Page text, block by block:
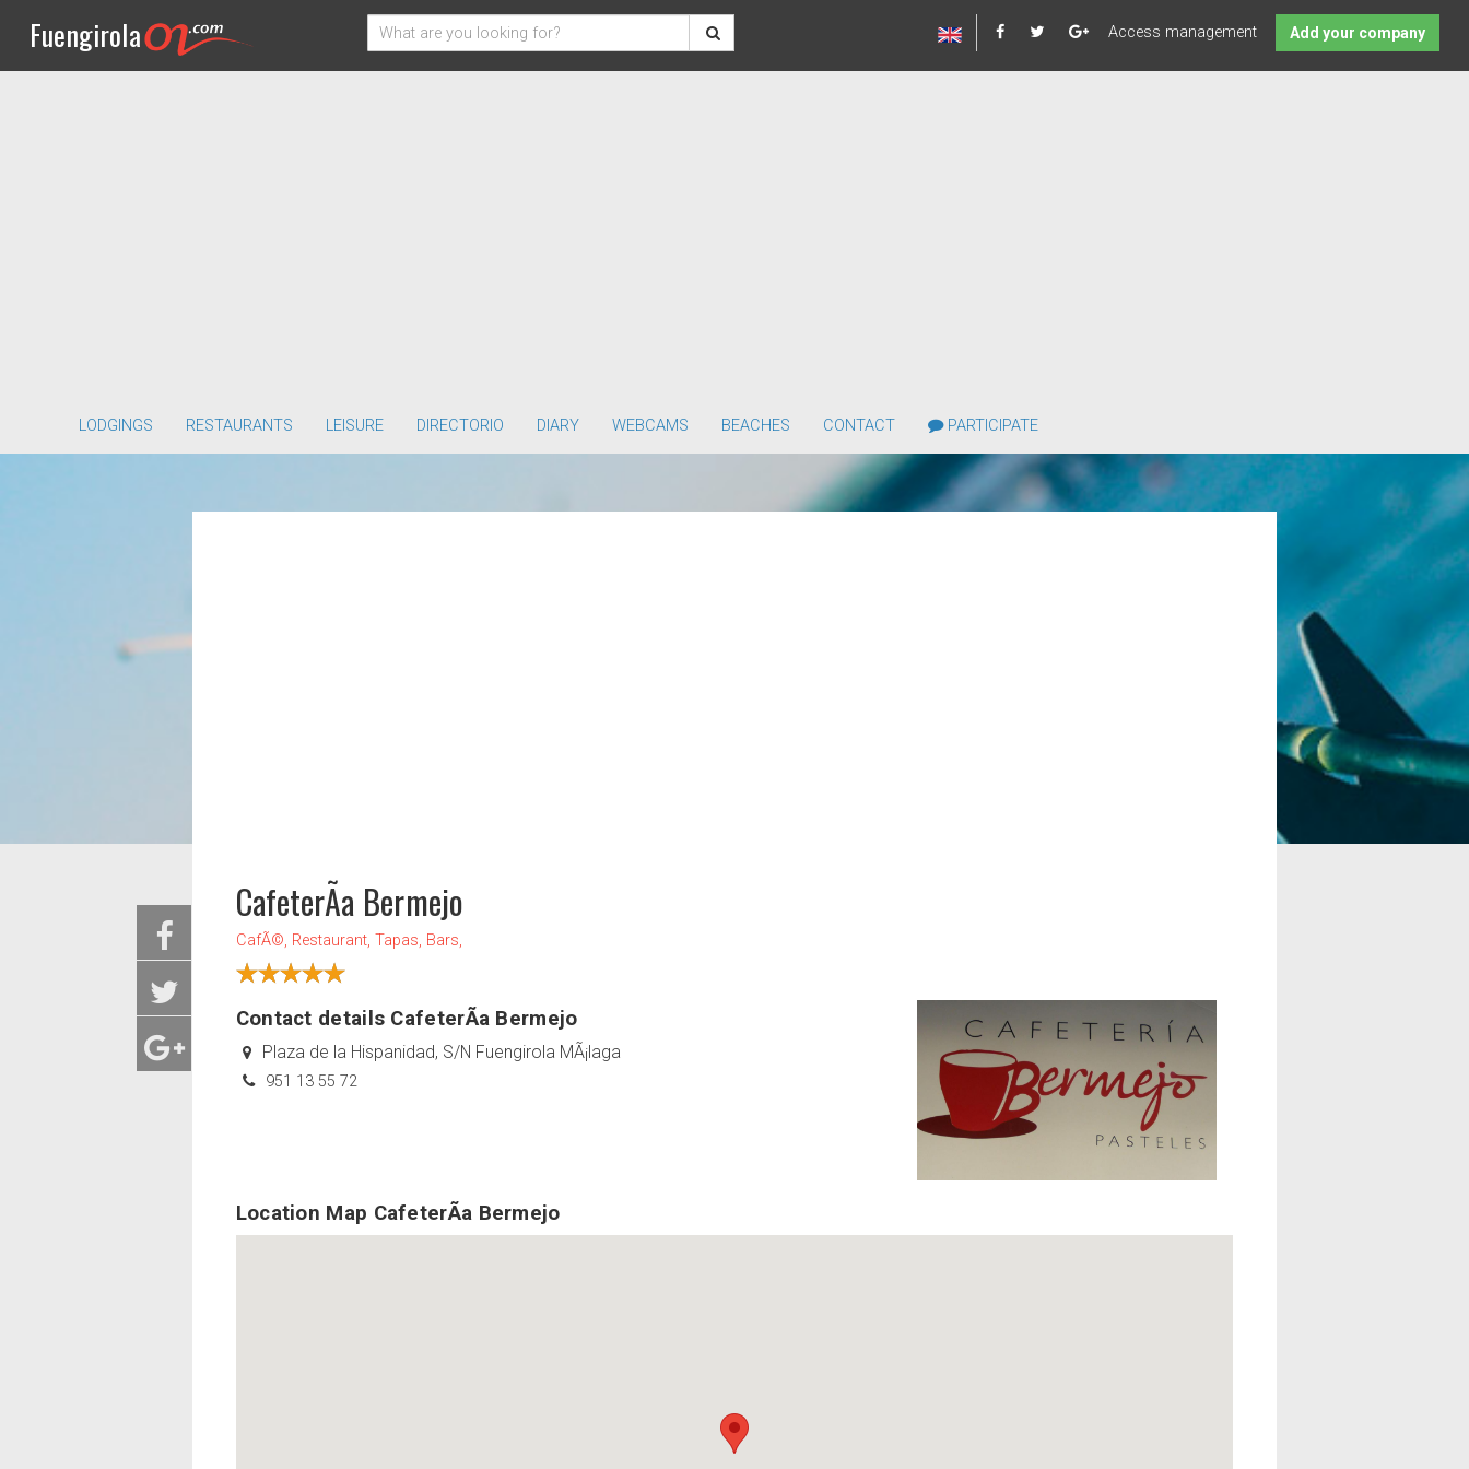
Fuengirola Access management Add your company
LODGINGS RESTAURANTS LEISURE DIRECTORIO DIARY WEBCAMS BEACHES CONTACT PARTICIPATE
CafeterÃ­a Bermejo
CafÃ©, Restaurant, Tapas, Bars,
Contact details CafeterÃ­a Bermejo
Plaza de la Hispanidad, S/N Fuengirola MÃ¡laga
951 13 55 72
Location Map CafeterÃ­a Bermejo